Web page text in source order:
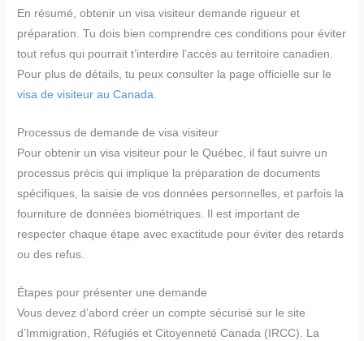
En résumé, obtenir un visa visiteur demande rigueur et
préparation. Tu dois bien comprendre ces conditions pour éviter
tout refus qui pourrait t’interdire l’accès au territoire canadien.
Pour plus de détails, tu peux consulter la page officielle sur le
visa de visiteur au Canada
Processus de demande de visa visiteur
Pour obtenir un visa visiteur pour le Québec, il faut suivre un
processus précis qui implique la préparation de documents
spécifiques, la saisie de vos données personnelles, et parfois la
fourniture de données biométriques. Il est important de
respecter chaque étape avec exactitude pour éviter des retards
ou des refus.
Étapes pour présenter une demande
Vous devez d’abord créer un compte sécurisé sur le site
d’Immigration, Réfugiés et Citoyenneté Canada (IRCC). La